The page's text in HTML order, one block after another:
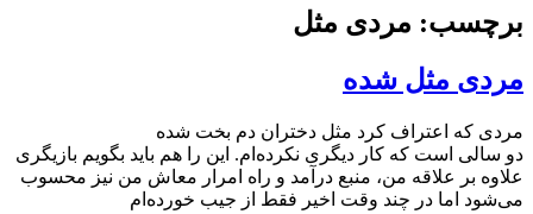
برچسب: مردی مثل
مردی مثل شده‌
مردی که اعتراف کرد مثل دختران دم بخت شده‌
دو سالی است که کار دیگری نکرده‌ام. این را هم باید بگویم بازیگری
علاوه بر علاقه من، منبع درآمد و راه امرار معاش من نیز محسوب
می‌شود اما در چند وقت اخیر فقط از جیب خورده‌ام